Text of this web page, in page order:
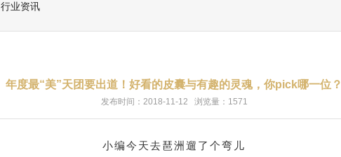
行业资讯
年度最“美”天团要出道！好看的皮囊与有趣的灵魂，你pick哪一位？
发布时间：2018-11-12 浏览量：1571
小编今天去琶洲遛了个弯儿